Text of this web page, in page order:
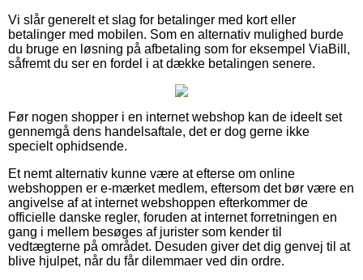
Vi slår generelt et slag for betalinger med kort eller
betalinger med mobilen. Som en alternativ mulighed burde
du bruge en løsning på afbetaling som for eksempel ViaBill,
såfremt du ser en fordel i at dække betalingen senere.
Før nogen shopper i en internet webshop kan de ideelt set
gennemgå dens handelsaftale, det er dog gerne ikke
specielt ophidsende.
Et nemt alternativ kunne være at efterse om online
webshoppen er e-mærket medlem, eftersom det bør være en
angivelse af at internet webshoppen efterkommer de
officielle danske regler, foruden at internet forretningen en
gang i mellem besøges af jurister som kender til
vedtægterne på området. Desuden giver det dig genvej til at
blive hjulpet, når du får dilemmaer ved din ordre.